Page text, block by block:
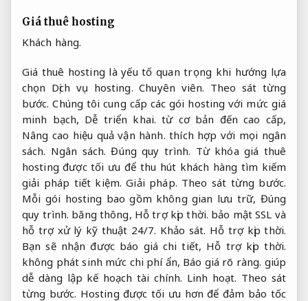
Giá thuê hosting
Khách hàng.
Giá thuê hosting là yếu tố quan trọng khi hướng lựa
chọn Dịch vụ hosting.Chuyên viên. Theo sát từng
bước. Chúng tôi cung cấp các gói hosting với mức giá
minh bạch, Dễ triển khai. từ cơ bản đến cao cấp,
Nâng cao hiệu quả vận hành. thích hợp với mọi ngân
sách. Ngân sách. Đúng quy trình. Từ khóa giá thuê
hosting được tối ưu để thu hút khách hàng tìm kiếm
giải pháp tiết kiệm.Giải pháp. Theo sát từng bước.
Mỗi gói hosting bao gồm không gian lưu trữ, Đúng
quy trình. băng thông, Hỗ trợ kịp thời. bảo mật SSL và
hỗ trợ xử lý kỹ thuật 24/7. Khảo sát. Hỗ trợ kịp thời.
Bạn sẽ nhận được báo giá chi tiết, Hỗ trợ kịp thời.
không phát sinh mức chi phí ẩn, Báo giá rõ ràng. giúp
dễ dàng lập kế hoạch tài chính. Linh hoạt. Theo sát
từng bước. Hosting được tối ưu hơn để đảm bảo tốc